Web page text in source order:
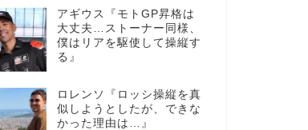
アギウス『モトGP昇格は
大丈夫…ストーナー同様、
僕はリアを駆使して操縦す
る』
ロレンソ『ロッシ操縦を真
似しようとしたが、できな
かった理由は…』